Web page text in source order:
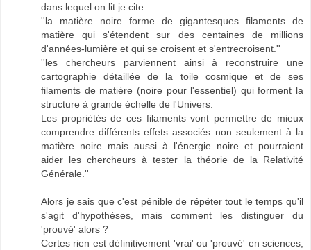
dans lequel on lit je cite :
''la matière noire forme de gigantesques filaments de
matière qui s'étendent sur des centaines de millions
d'années-lumière et qui se croisent et s'entrecroisent.''
''les chercheurs parviennent ainsi à reconstruire une
cartographie détaillée de la toile cosmique et de ses
filaments de matière (noire pour l'essentiel) qui forment la
structure à grande échelle de l'Univers.
Les propriétés de ces filaments vont permettre de mieux
comprendre différents effets associés non seulement à la
matière noire mais aussi à l'énergie noire et pourraient
aider les chercheurs à tester la théorie de la Relativité
Générale.''
Alors je sais que c'est pénible de répéter tout le temps qu'il
s'agit d'hypothèses, mais comment les distinguer du
'prouvé' alors ?
Certes rien est définitivement 'vrai' ou 'prouvé' en sciences;